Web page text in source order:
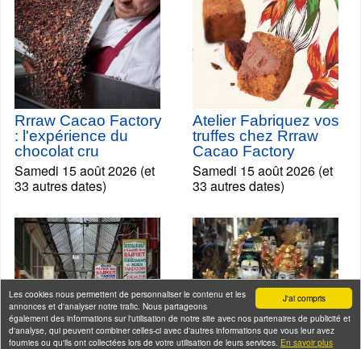
J'ai compris
Les cookies nous permettent de personnaliser le contenu et les
annonces et d'analyser notre trafic. Nous partageons
également des informations sur l'utilisation de notre site avec nos partenaires de publicité et
d'analyse, qui peuvent combiner celles-ci avec d'autres informations que vous leur avez
fournies ou qu'ils ont collectées lors de votre utilisation de leurs services. En savoir plus
Rrraw Cacao Factory
: l'expérience du
chocolat cru
Samedi 15 août 2026 (et
33 autres dates)
Atelier Fabriquez vos
truffes chez Rrraw
Cacao Factory
Samedi 15 août 2026 (et
33 autres dates)